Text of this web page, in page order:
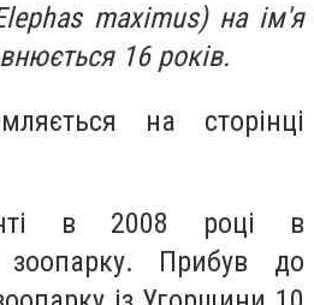
maximus) на ім'я
16 років.
на сторінці
в 2008 році в
зоопарку. Прибув до